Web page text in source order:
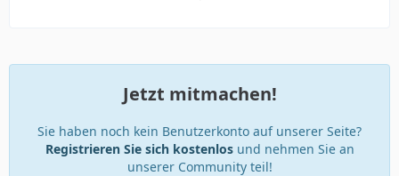
Jetzt mitmachen!
Sie haben noch kein Benutzerkonto auf unserer Seite?
Registrieren Sie sich kostenlosund nehmen Sie an
unserer Community teil!